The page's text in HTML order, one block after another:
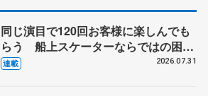
同じ演目で120回お客様に楽しんでも
らう 船上スケーターならではの困難
とは 影響あったPIW前キャプテン松
連載 2026.07.31